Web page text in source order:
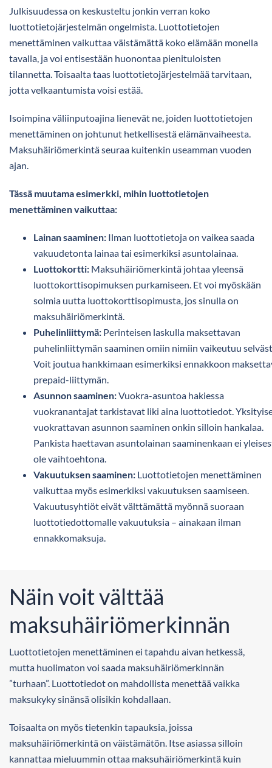
Julkisuudessa on keskusteltu jonkin verran koko
luottotietojärjestelmän ongelmista. Luottotietojen
menettäminen vaikuttaa väistämättä koko elämään monella
tavalla, ja voi entisestään huonontaa pienituloisten
tilannetta. Toisaalta taas luottotietojärjestelmää tarvitaan,
jotta velkaantumista voisi estää.
Isoimpina väliinputoajina lienevät ne, joiden luottotietojen
menettäminen on johtunut hetkellisestä elämänvaiheesta.
Maksuhäiriömerkintä seuraa kuitenkin useamman vuoden
ajan.
Tässä muutama esimerkki, mihin luottotietojen
menettäminen vaikuttaa:
Lainan saaminen: Ilman luottotietoja on vaikea saada
vakuudetonta lainaa tai esimerkiksi asuntolainaa.
Luottokortti: Maksuhäiriömerkintä johtaa yleensä
luottokorttisopimuksen purkamiseen. Et voi myöskään
solmia uutta luottokorttisopimusta, jos sinulla on
maksuhäiriömerkintä.
Puhelinliittymä: Perinteisen laskulla maksettavan
puhelinliittymän saaminen omiin nimiin vaikeutuu
Voit joutua hankkimaan esimerkiksi ennakkoon
prepaid-liittymän.
Asunnon saaminen:Vuokra-asuntoa hakiessa
vuokranantajat tarkistavat liki aina luottotiedot.
vuokrattavan asunnon saaminen onkin silloin hankalaa.
Pankista haettavan asuntolainan saaminenkaan ei
ole vaihtoehtona.
Vakuutuksen saaminen: Luottotietojen menettäminen
vaikuttaa myös esimerkiksi vakuutuksen saamiseen.
Vakuutusyhtiöt eivät välttämättä myönnä suoraan
luottotiedottomalle vakuutuksia – ainakaan ilman
ennakkomaksuja.
Näin voit välttää
maksuhäiriömerkinnän
Luottotietojen menettäminen ei tapahdu aivan hetkessä,
mutta huolimaton voi saada maksuhäiriömerkinnän
”turhaan”. Luottotiedot on mahdollista menettää vaikka
maksukyky sinänsä olisikin kohdallaan.
Toisaalta on myös tietenkin tapauksia, joissa
maksuhäiriömerkintä on väistämätön. Itse asiassa silloin
kannattaa mieluummin ottaa maksuhäiriömerkintä kuin